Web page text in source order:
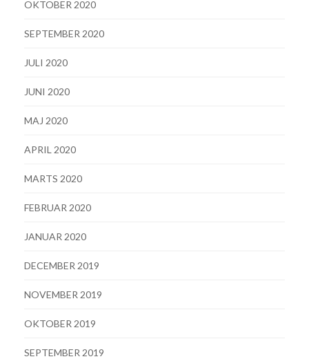
OKTOBER 2020
SEPTEMBER 2020
JULI 2020
JUNI 2020
MAJ 2020
APRIL 2020
MARTS 2020
FEBRUAR 2020
JANUAR 2020
DECEMBER 2019
NOVEMBER 2019
OKTOBER 2019
SEPTEMBER 2019